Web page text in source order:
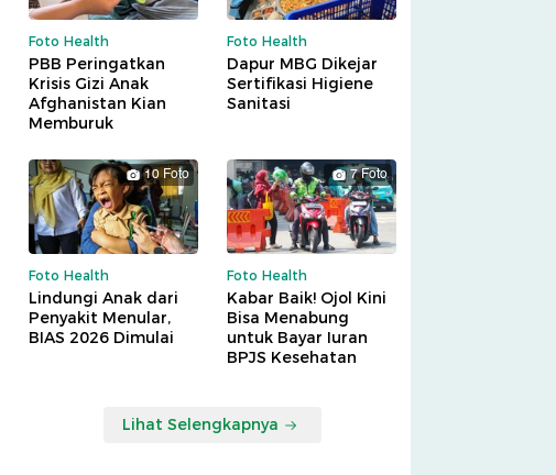
Foto Health
PBB Peringatkan
Krisis Gizi Anak
Afghanistan Kian
Memburuk
Foto Health
Dapur MBG Dikejar
Sertifikasi Higiene
Sanitasi
10 Foto
Foto Health
Lindungi Anak dari
Penyakit Menular,
BIAS 2026 Dimulai
7 Foto
Foto Health
Kabar Baik! Ojol Kini
Bisa Menabung
untuk Bayar Iuran
BPJS Kesehatan
Lihat Selengkapnya